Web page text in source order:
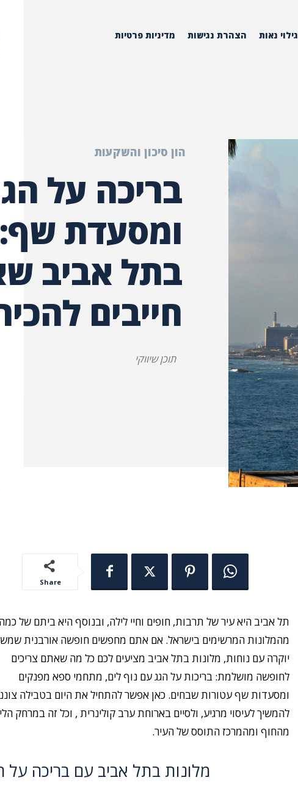
גילוי נאות הצהרת נגישות מדיניות פרטיות
הון סיכון והשקעות
בריכה על
ומסעדת
בתל אביב
חייבים
תוכן שיווקי
Share
תל אביב היא עיר של תרבות, חופים וחיי לילה, ובנוסף היא ביתם של כמה
מהמלונות המרשימים בישראל. אם אתם מחפשים חופשה אורבנית
יוקרה עם נוחות, מלונות בתל אביב מציעים לכם כל מה שאתם צריכים
לחופשה מושלמת: בריכות על הגג עם נוף לים, מתחמי ספא מפנקים
ומסעדות שף עטורות שבחים. כאן אפשר להתחיל את היום בטבילה
להמשיך לעיסוי מרגיע, ולסיים בארוחת ערב קולינרית , וכל זה במרחק
מהחוף ומהמרכז התוסס של העיר.
מלונות בתל אביב עם בריכה על